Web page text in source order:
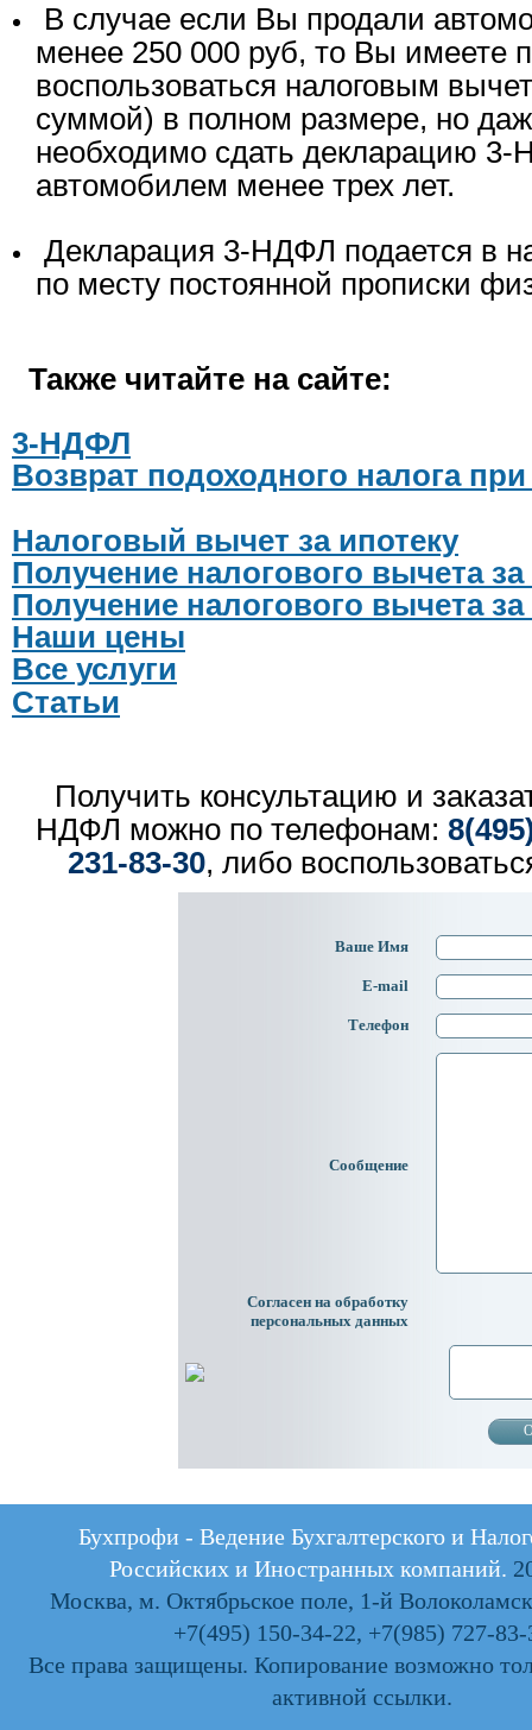
В случае если Вы продали
менее 250 000 руб, то Вы имеете
воспользоваться налоговым
суммой) в полном размере, но
необходимо сдать декларацию
автомобилем менее трех лет.
Декларация 3-НДФЛ подается в
по месту постоянной прописки
Также читайте на сайте:
3-НДФЛ
Возврат подоходного налога
Налоговый вычет за ипотеку
Получение налогового вычета за
Получение налогового вычета
Наши цены
Все услуги
Cтатьи
Получить консультацию и
НДФЛ можно по телефонам:
231-83-30, либо
Ваше Имя
E-mail
Телефон
Сообщение
Согласен на обработку
персональных данных
Бухпрофи - Ведение Бухгалтерского и
Российских и Иностранных компаний.
Москва, м. Октябрьское поле, 1-й
+7(495) 150-34-22, +7(985) 727-83-
Все права защищены. Копирование возможно
активной ссылки.